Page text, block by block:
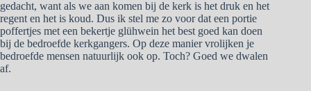
gedacht, want als we aan komen bij de kerk is het druk en het
regent en het is koud. Dus ik stel me zo voor dat een portie
poffertjes met een bekertje glühwein het best goed kan doen
bij de bedroefde kerkgangers. Op deze manier vrolijken je
bedroefde mensen natuurlijk ook op. Toch? Goed we dwalen
af.